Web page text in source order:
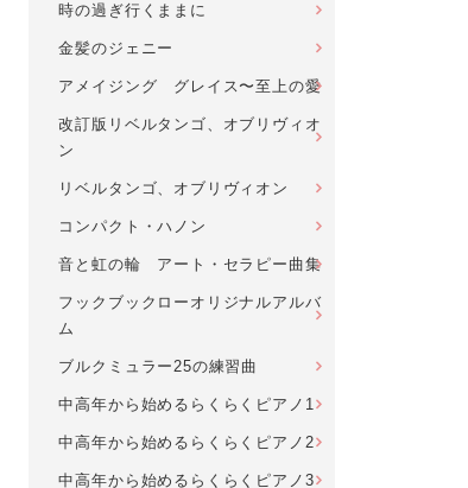
時の過ぎ行くままに
金髪のジェニー
アメイジング グレイス〜至上の愛
改訂版リベルタンゴ、オブリヴィオ
ン
リベルタンゴ、オブリヴィオン
コンパクト・ハノン
音と虹の輪 アート・セラピー曲集
フックブックローオリジナルアルバ
ム
ブルクミュラー25の練習曲
中高年から始めるらくらくピアノ1
中高年から始めるらくらくピアノ2
中高年から始めるらくらくピアノ3